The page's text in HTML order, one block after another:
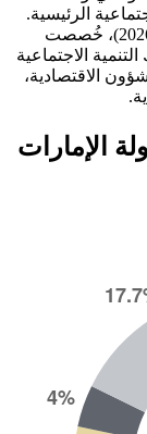
الرئيسية.
وفي إطار خطة ميزانية السنوات المالية (2022-2026)، خُصصت
التنمية الاجتماعية
الاقتصادية،
الإمارات